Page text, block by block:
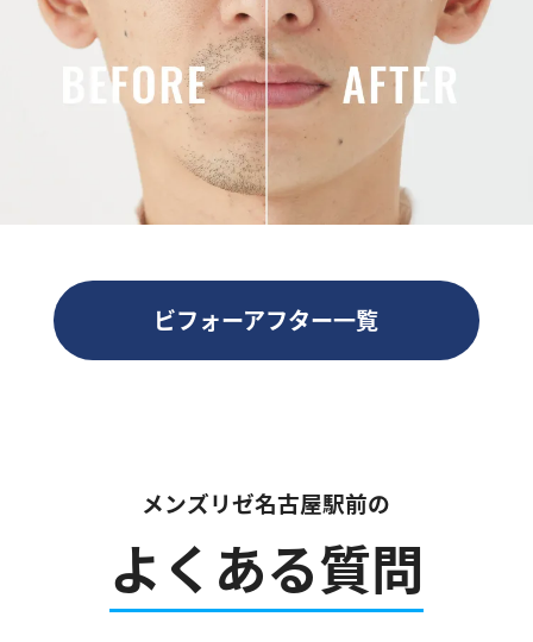
ビフォーアフター一覧
メンズリゼ名古屋駅前の
よくある質問